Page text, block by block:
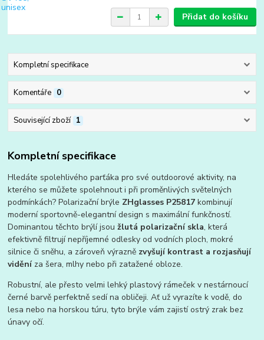
Přidat do košíku
Kompletní specifikace
Komentáře 0
Související zboží 1
Kompletní specifikace
Hledáte spolehlivého parťáka pro své outdoorové aktivity, na
kterého se můžete spolehnout i při proměnlivých světelných
podmínkách? Polarizační brýle ZHglasses P25817 kombinují
moderní sportovně-elegantní design s maximální funkčností.
Dominantou těchto brýlí jsoužlutá polarizační skla, která
efektivně filtrují nepříjemné odlesky od vodních ploch, mokré
silnice či sněhu, a zároveň výrazně zvyšují kontrast a rozjasňují
viděníza šera, mlhy nebo při zatažené obloze.
Robustní, ale přesto velmi lehký plastový rámeček v nestárnoucí
černé barvě perfektně sedí na obličeji. Ať už vyrazíte k vodě, do
lesa nebo na horskou túru, tyto brýle vám zajistí ostrý zrak bez
únavy očí.